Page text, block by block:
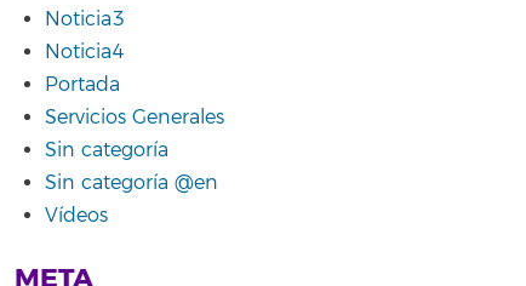
Noticia3
Noticia4
Portada
Servicios Generales
Sin categoría
Sin categoría @en
Vídeos
META